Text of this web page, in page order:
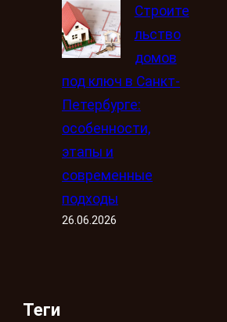
Строите
льство
домов
под ключ в Санкт-
Петербурге:
особенности,
этапы и
современные
подходы
26.06.2026
Теги